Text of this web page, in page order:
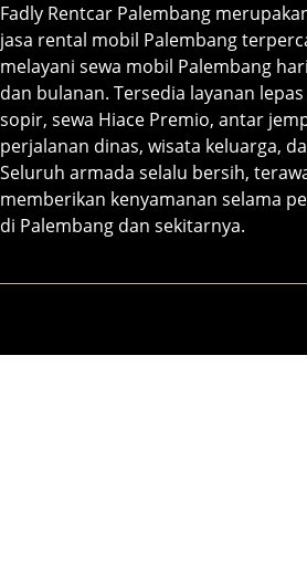
Fadly Rentcar Palembang
jasa rental mobil Palembang
melayani sewa mobil Palembang
dan bulanan. Tersedia layanan
sopir, sewa Hiace Premio, antar
perjalanan dinas, wisata keluarga,
Seluruh armada selalu bersih,
memberikan kenyamanan selama
di Palembang dan sekitarnya.